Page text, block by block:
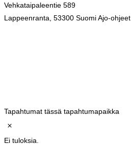
Vehkataipaleentie 589
Lappeenranta 53300 SuomiAjo-ohjeet
Tapahtumat tässä tapahtumapaikka
Ei tuloksia.